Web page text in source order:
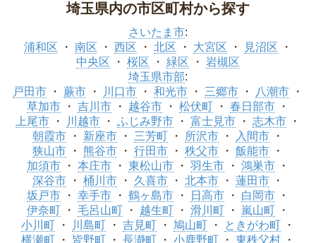
埼玉県内の市区町村から探す
さいたま市:
浦和区
南区 西区 北区 大宮区
見沼区
中央区
桜区 緑区
岩槻区
埼玉県市部:
戸田市
蕨市 川口市 和光市 三郷市
八潮市
草加市
吉川市 越谷市 松伏町
春日部市
上尾市
川越市 ふじみ野市 富士見市
志木市
朝霞市
新座市 三芳町 所沢市
入間市
狭山市
熊谷市 行田市 秩父市
飯能市
加須市
本庄市 東松山市 羽生市
鴻巣市
深谷市
桶川市 久喜市 北本市
蓮田市
坂戸市
幸手市 鶴ヶ島市 日高市
白岡市
伊奈町
毛呂山町 越生町 滑川町
嵐山町
小川町
川島町 吉見町 鳩山町
ときがわ町
横瀬町
皆野町 長瀞町 小鹿野町 東秩父村